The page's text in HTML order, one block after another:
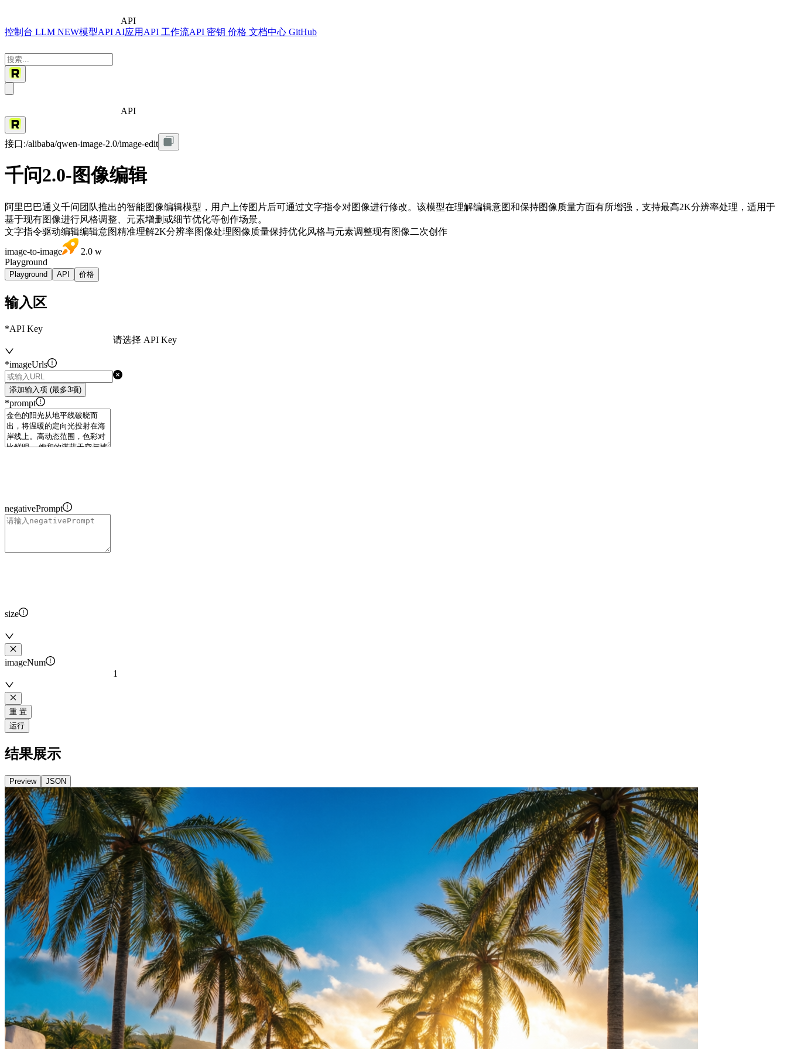
API
控制台 LLM NEW模型API AI应用API 工作流API 密钥 价格 文档中心 GitHub
API
接口:/alibaba/qwen-image-2.0/image-edit
千问2.0-图像编辑
阿里巴巴通义千问团队推出的智能图像编辑模型，用户上传图片后可通过文字指令对图像进行修改。该模型在理解编辑意图和保持图像质量方面有所增强，支持最高2K分辨率处理，适用于
基于现有图像进行风格调整、元素增删或细节优化等创作场景。
文字指令驱动编辑编辑意图精准理解2K分辨率图像处理图像质量保持优化风格与元素调整现有图像二次创作
image-to-image
2.0 w
Playground
Playground API 价格
输入区
*API Key
请选择 API Key
*imageUrls
添加输入项 (最多3项)
*prompt
negativePrompt
size
imageNum
1
重 置
运行
结果展示
Preview JSON